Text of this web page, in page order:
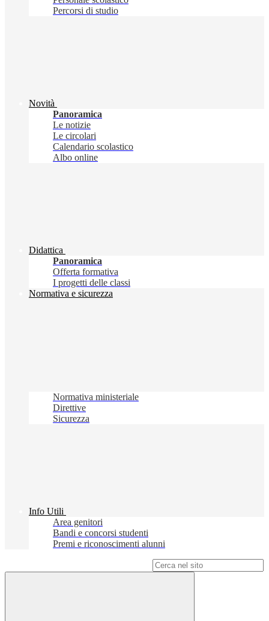
Percorsi di studio
Novità
Panoramica
Le notizie
Le circolari
Calendario scolastico
Albo online
Didattica
Panoramica
Offerta formativa
I progetti delle classi
Normativa e sicurezza
Normativa ministeriale
Direttive
Sicurezza
Info Utili
Area genitori
Bandi e concorsi studenti
Premi e riconoscimenti alunni